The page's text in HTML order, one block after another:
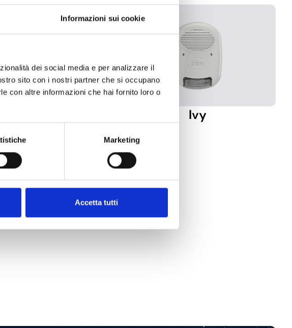
Informazioni sui cookie
dei social media e per analizzare il
sito con i nostri partner che si occupano
con altre informazioni che hai fornito loro o
Marketing
Accetta tutti
Ivy